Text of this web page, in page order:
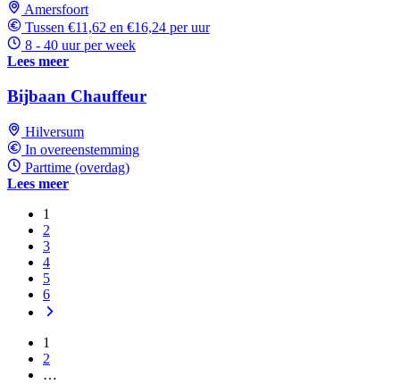
Amersfoort
Tussen €11,62 en €16,24 per uur
8 - 40 uur per week
Lees meer
Bijbaan Chauffeur
Hilversum
In overeenstemming
Parttime (overdag)
Lees meer
1
2
3
4
5
6
1
2
…